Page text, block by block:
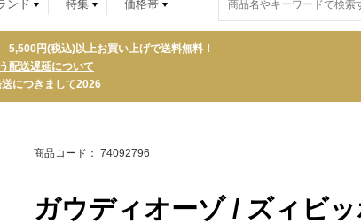
ンド 特集 価格帯
円(税込)以上お買い上げで送料無料！
配送遅延について
につきまして2026
商品コード： 74092796
ガウディオーゾ / ズィビ